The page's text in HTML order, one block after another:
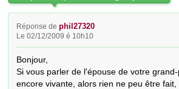
Réponse dephil27320
Le 02/12/2009 é 10h10
Bonjour,
Si vous parler de l'épouse de votre
encore vivante, alors rien ne peu être fait,